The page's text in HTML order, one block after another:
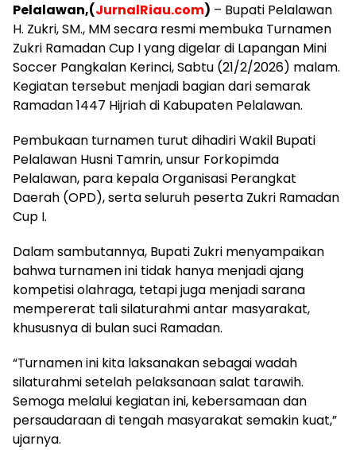
Pelalawan,(JurnalRiau.com) – Bupati Pelalawan
H. Zukri, SM., MM secara resmi membuka Turnamen
Zukri Ramadan Cup I yang digelar di Lapangan Mini
Soccer Pangkalan Kerinci, Sabtu (21/2/2026) malam.
Kegiatan tersebut menjadi bagian dari semarak
Ramadan 1447 Hijriah di Kabupaten Pelalawan.
Pembukaan turnamen turut dihadiri Wakil Bupati
Pelalawan Husni Tamrin, unsur Forkopimda
Pelalawan, para kepala Organisasi Perangkat
Daerah (OPD), serta seluruh peserta Zukri Ramadan
Cup I.
Dalam sambutannya, Bupati Zukri menyampaikan
bahwa turnamen ini tidak hanya menjadi ajang
kompetisi olahraga, tetapi juga menjadi sarana
mempererat tali silaturahmi antar masyarakat,
khususnya di bulan suci Ramadan.
“Turnamen ini kita laksanakan sebagai wadah
silaturahmi setelah pelaksanaan salat tarawih.
Semoga melalui kegiatan ini, kebersamaan dan
persaudaraan di tengah masyarakat semakin kuat,”
ujarnya.